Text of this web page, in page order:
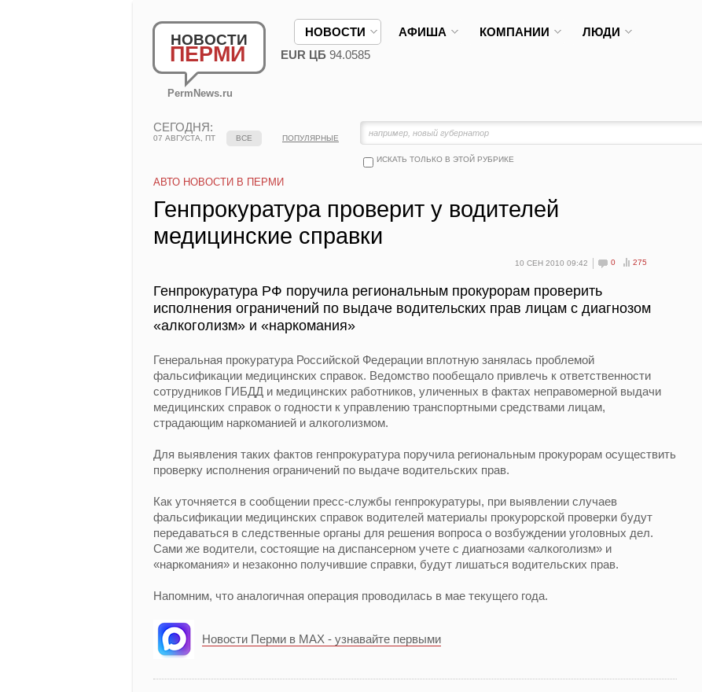
НОВОСТИ
ПЕРМИ
PermNews.ru
НОВОСТИ АФИША КОМПАНИИ ЛЮДИ
EUR ЦБ 94.0585
СЕГОДНЯ:
07 АВГУСТА, ПТ
ИСКАТЬ ТОЛЬКО В ЭТОЙ РУБРИКЕ
ВСЕ ПОПУЛЯРНЫЕ
АВТО НОВОСТИ В ПЕРМИ
Генпрокуратура проверит у водителей
медицинские справки
10 СЕН 2010 09:42 0 275
Генпрокуратура РФ поручила региональным прокурорам проверить
исполнения ограничений по выдаче водительских прав лицам с диагнозом
«алкоголизм» и «наркомания»
Генеральная прокуратура Российской Федерации вплотную занялась проблемой
фальсификации медицинских справок. Ведомство пообещало привлечь к ответственности
сотрудников ГИБДД и медицинских работников, уличенных в фактах неправомерной выдачи
медицинских справок о годности к управлению транспортными средствами лицам,
страдающим наркоманией и алкоголизмом.
Для выявления таких фактов генпрокуратура поручила региональным прокурорам осуществить
проверку исполнения ограничений по выдаче водительских прав.
Как уточняется в сообщении пресс-службы генпрокуратуры, при выявлении случаев
фальсификации медицинских справок водителей материалы прокурорской проверки будут
передаваться в следственные органы для решения вопроса о возбуждении уголовных дел.
Сами же водители, состоящие на диспансерном учете с диагнозами «алкоголизм» и
«наркомания» и незаконно получившие справки, будут лишаться водительских прав.
Напомним, что аналогичная операция проводилась в мае текущего года.
Новости Перми в MAX - узнавайте первыми